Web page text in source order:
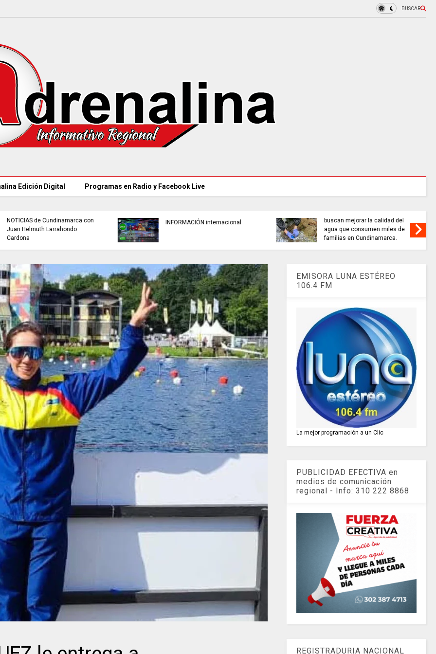
BUSCAR
Edición Digital Programas en Radio y Facebook Live
INFORMACIÓN internacional
buscan mejorar la calidad del
TRABAJO....................si hay //
jueves 6 de agosto de 2026
EMISORA LUNA ESTÉREO
106.4 FM
La mejor programación a un Clic
PUBLICIDAD EFECTIVA en
medios de comunicación
regional - Info: 310 222 8868
REGISTRADURIA NACIONAL